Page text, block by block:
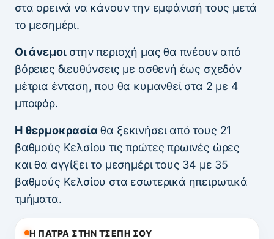
στα ορεινά να κάνουν την εμφάνισή τους μετά
το μεσημέρι.
Οι άνεμοιστην περιοχή μας θα πνέουν από
βόρειες διευθύνσεις με ασθενή έως σχεδόν
μέτρια ένταση, που θα κυμανθεί στα 2 με 4
μποφόρ.
Η θερμοκρασία θα ξεκινήσει από τους 21
βαθμούς Κελσίου τις πρώτες πρωινές ώρες
και θα αγγίξει το μεσημέρι τους 34 με 35
βαθμούς Κελσίου στα εσωτερικά ηπειρωτικά
τμήματα.
Η ΠΑΤΡΑ ΣΤΗΝ ΤΣΕΠΗ ΣΟΥ